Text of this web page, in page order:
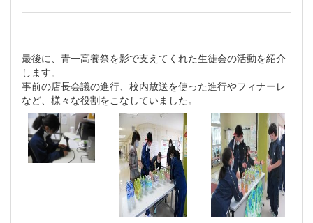
最後に、青一高養祭を影で支えてくれた生徒会の活動を紹介
します。
事前の店長会議の進行、校内放送を使った進行やフィナーレ
など、様々な役割をこなしていました。